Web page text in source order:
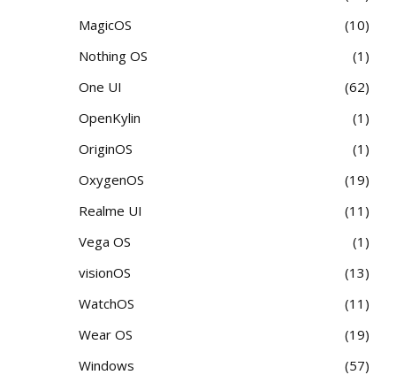
MagicOS
10
Nothing OS
1
One UI
62
OpenKylin
1
OriginOS
1
OxygenOS
19
Realme UI
11
Vega OS
1
visionOS
13
WatchOS
11
Wear OS
19
Windows
57